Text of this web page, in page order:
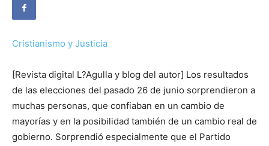
Cristianismo y Justicia
[Revista digital L?Agulla y blog del autor] Los resultados
de las elecciones del pasado 26 de junio sorprendieron a
muchas personas, que confiaban en un cambio de
mayorías y en la posibilidad también de un cambio real de
gobierno. Sorprendió especialmente que el Partido